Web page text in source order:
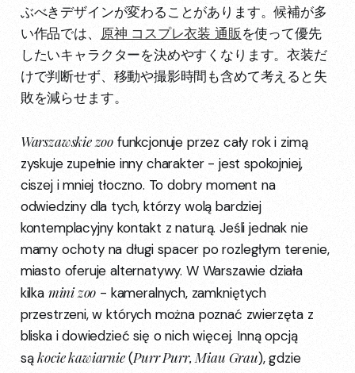
ぶべきデザインが変わることがあります。候補が多
い作品では、
原神 コスプレ衣装 通販を使って優先
したいキャラクターを決めやすくなります。衣装だ
けで判断せず、移動や撮影時間も含めて考えると失
敗を減らせます。
Warszawskie zoo funkcjonuje przez cały rok i zimą
zyskuje zupełnie inny charakter - jest spokojniej,
ciszej i mniej tłoczno. To dobry moment na
odwiedziny dla tych, którzy wolą bardziej
kontemplacyjny kontakt z naturą. Jeśli jednak nie
mamy ochoty na długi spacer po rozległym terenie,
miasto oferuje alternatywy. W Warszawie działa
kilka mini zoo - kameralnych, zamkniętych
przestrzeni, w których można poznać zwierzęta z
bliska i dowiedzieć się o nich więcej. Inną opcją
sąkocie kawiarnie(Purr Purr, Miau Grau), gdzie